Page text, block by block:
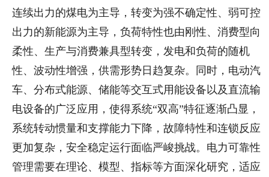
连续出力的煤电为主导，转变为强不确定性、弱可控
出力的新能源为主导，负荷特性也由刚性、消费型向
柔性、生产与消费兼具型转变，发电和负荷的随机
性、波动性增强，供需形势日趋复杂。同时，电动汽
车、分布式能源、储能等交互式用能设备以及直流输
电设备的广泛应用，使得系统“双高”特征逐渐凸显，
系统转动惯量和支撑能力下降，故障特性和连锁反应
更加复杂，安全稳定运行面临严峻挑战。电力可靠性
管理需要在理论、模型、指标等方面深化研究，适应